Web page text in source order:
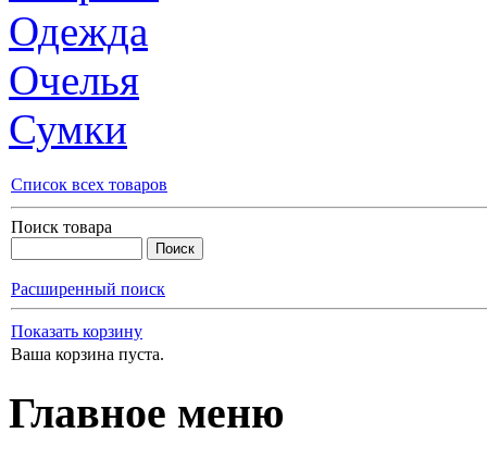
Одежда
Очелья
Сумки
Список всех товаров
Поиск товара
Расширенный поиск
Показать корзину
Ваша корзина пуста.
Главное меню